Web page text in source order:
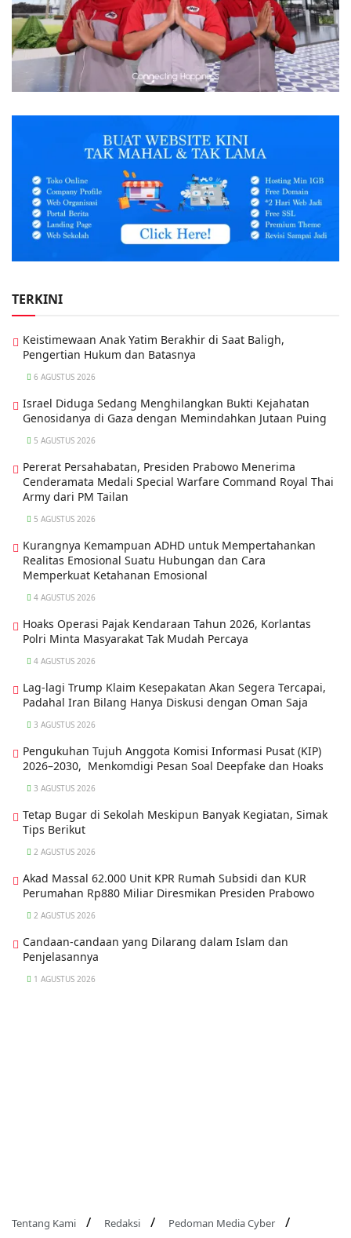
TERKINI
Keistimewaan Anak Yatim Berakhir di Saat Baligh,
Pengertian Hukum dan Batasnya
6 AGUSTUS 2026
Israel Diduga Sedang Menghilangkan Bukti Kejahatan
Genosidanya di Gaza dengan Memindahkan Jutaan Puing
5 AGUSTUS 2026
Pererat Persahabatan, Presiden Prabowo Menerima
Cenderamata Medali Special Warfare Command Royal Thai
Army dari PM Tailan
5 AGUSTUS 2026
Kurangnya Kemampuan ADHD untuk Mempertahankan
Realitas Emosional Suatu Hubungan dan Cara
Memperkuat Ketahanan Emosional
4 AGUSTUS 2026
Hoaks Operasi Pajak Kendaraan Tahun 2026, Korlantas
Polri Minta Masyarakat Tak Mudah Percaya
4 AGUSTUS 2026
Lag-lagi Trump Klaim Kesepakatan Akan Segera Tercapai,
Padahal Iran Bilang Hanya Diskusi dengan Oman Saja
3 AGUSTUS 2026
Pengukuhan Tujuh Anggota Komisi Informasi Pusat (KIP)
2026–2030, Menkomdigi Pesan Soal Deepfake dan Hoaks
3 AGUSTUS 2026
Tetap Bugar di Sekolah Meskipun Banyak Kegiatan, Simak
Tips Berikut
2 AGUSTUS 2026
Akad Massal 62.000 Unit KPR Rumah Subsidi dan KUR
Perumahan Rp880 Miliar Diresmikan Presiden Prabowo
2 AGUSTUS 2026
Candaan-candaan yang Dilarang dalam Islam dan
Penjelasannya
1 AGUSTUS 2026
Tentang Kami Redaksi Pedoman Media Cyber